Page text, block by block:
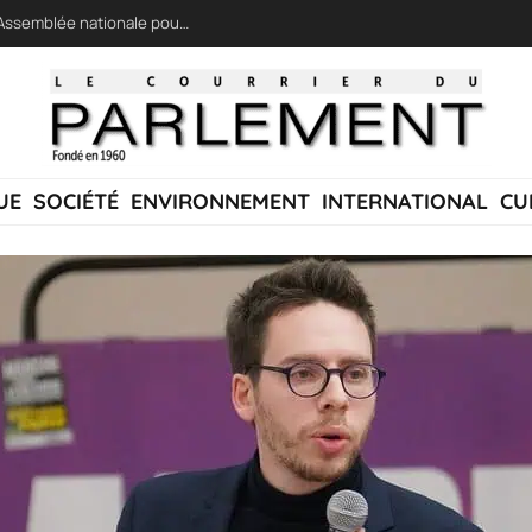
LFI réclame une « session extraordinaire » à l’Assemblée nationale pour lutter contre les incendies
SOCIÉTÉ ENVIRONNEMENT INTERNATIONAL